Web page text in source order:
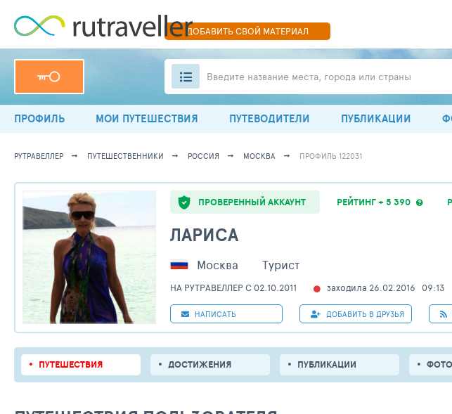
ДОБАВИТЬСВОЙ МАТЕРИАЛ
Введите название места, города или страны
ПРОФИЛЬ МОИ ПУТЕШЕСТВИЯ ПУТЕВОДИТЕЛИ ПУБЛИКАЦИИ
РУТРАВЕЛЛЕР ПУТЕШЕСТВЕННИКИ РОССИЯ МОСКВА ПРОФИЛЬ 122031
ПРОВЕРЕННЫЙ АККАУНТ РЕЙТИНГ + 5 390
ЛАРИСА
Москва Турист
НА РУТРАВЕЛЛЕР C 02.10.2011 заходила 26.02.2016 09:13
НАПИСАТЬ ДОБАВИТЬ В ДРУЗЬЯ
ПУТЕШЕСТВИЯ ДОСТИЖЕНИЯ ПУБЛИКАЦИИ